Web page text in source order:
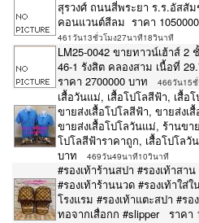
สุรวงศ์ ถนนสี่พระยา ร.ร.อัส
คอนแวนต์สีลม ราคา
461วัน13ชั่วโมง27นาที18วินาที
LM25-0042 ขายทาวน์เฮ้าส์
46-1 รังสิต คลองสาม เนื้อที่
ราคา 2700000 บาท
466วัน15
เสื้อวันแม่, เสื้อโปโลสีฟ้า, เสื้อ
ขายส่งเสื้อโปโลสีฟ้า, ขายส่งเ
ขายส่งเสื้อโปโลวันแม่, ร้านขา
โปโลสีฟ้าราคาถูก, เสื้อโปโล
บาท
469วัน49นาที10วินาที
#รองเท้าร้านสปา #รองเท้าสา
#รองเท้าร้านนวด #รองเท้าใส่
โรงแรม #รองเท้าแตะสปา #รอ
ทอจากเสื่อกก #slipper ราคา